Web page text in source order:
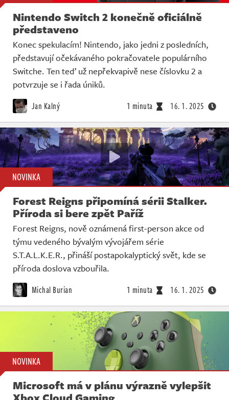
Nintendo Switch 2 konečně oficiálně
představeno
Konec spekulacím! Nintendo, jako jedni z posledních,
představují očekávaného pokračovatele populárního
Switche. Ten teď už nepřekvapivě nese číslovku 2 a
potvrzuje se i řada úniků.
Jan Kalný 1 minuta 16. 1. 2025
NOVINKA
Forest Reigns připomíná sérii Stalker.
Příroda si bere zpět Paříž
Forest Reigns, nově oznámená first-person akce od
týmu vedeného bývalým vývojářem série
S.T.A.L.K.E.R., přináší postapokalyptický svět, kde se
příroda doslova vzbouřila.
Michal Burian 1 minuta 16. 1. 2025
NOVINKA
Microsoft má v plánu výrazně vylepšit